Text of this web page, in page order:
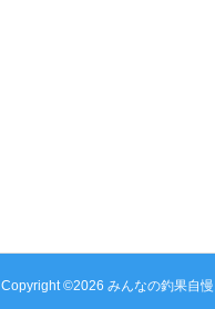
Copyright ©2026 みんなの釣果自